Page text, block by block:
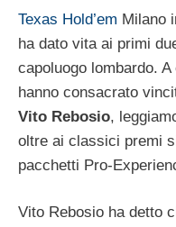
Texas Hold’em Milano
ha dato vita ai primi
capoluogo lombardo.
hanno consacrato
Vito Rebosio,
oltre ai classici premi
pacchetti Pro-
Vito Rebosio ha detto